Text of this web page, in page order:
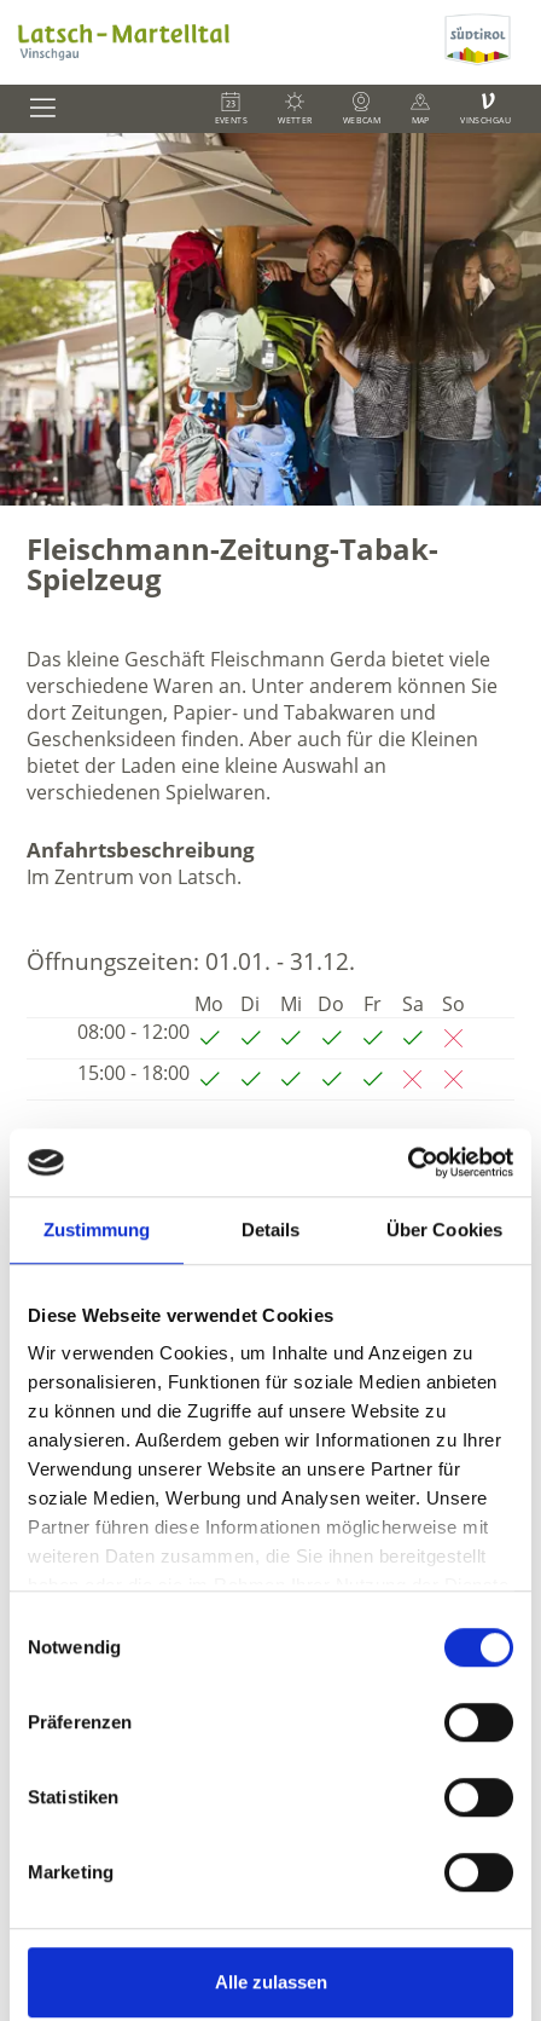
Zustimmung Details Über Cookies
Diese Webseite verwendet Cookies
Wir verwenden Cookies, um Inhalte und Anzeigen zu
personalisieren, Funktionen für soziale Medien anbieten
zu können und die Zugriffe auf unsere Website zu
analysieren. Außerdem geben wir Informationen zu Ihrer
Verwendung unserer Website an unsere Partner für
soziale Medien, Werbung und Analysen weiter. Unsere
Partner führen diese Informationen möglicherweise mit
weiteren Daten zusammen, die Sie ihnen bereitgestellt
Notwendig
Präferenzen
Statistiken
Marketing
Alle zulassen
EVENTS WETTER WEBCAM MAP
V
VINSCHGAU
Fleischmann-Zeitung-Tabak-
Spielzeug
Das kleine Geschäft Fleischmann Gerda bietet viele
verschiedene Waren an. Unter anderem können Sie
dort Zeitungen, Papier- und Tabakwaren und
Geschenksideen finden. Aber auch für die Kleinen
bietet der Laden eine kleine Auswahl an
verschiedenen Spielwaren.
Anfahrtsbeschreibung
Im Zentrum von Latsch.
Öffnungszeiten: 01.01. - 31.12.
Mo Di Mi Do Fr Sa
So
08:00 - 12:00
15:00 - 18:00
FLEISCHMANN-ZEITUNG-TABAK-SPIELZEUG
Bahnhofstraße 6
39021Latsch
T+39 0473 623144
WAR DER INHALT FÜR SIE HILFREICH?
Ja
Nein